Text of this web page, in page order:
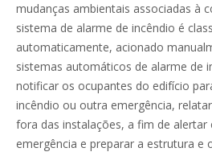
mudanças ambientais associadas à
sistema de alarme de incêndio é
automaticamente, acionado
sistemas automáticos de alarme de
notificar os ocupantes do edifício
incêndio ou outra emergência,
fora das instalações, a fim de alertar
emergência e preparar a estrutura e